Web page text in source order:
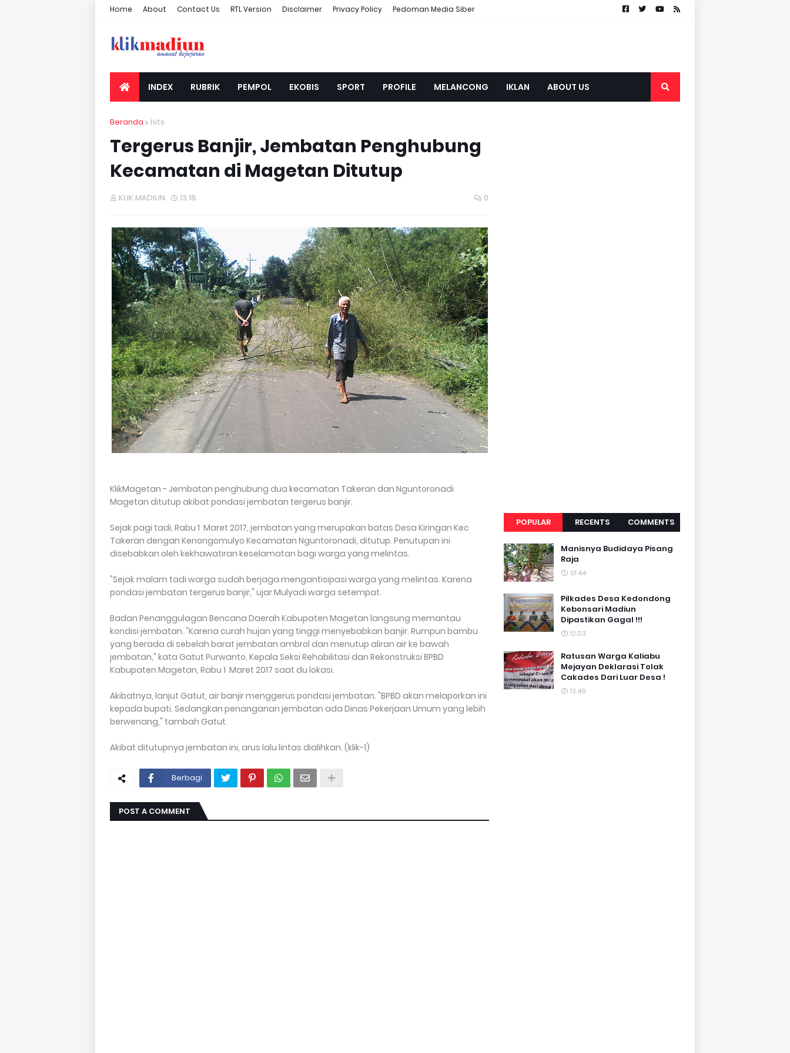
Home About Contact Us RTL Version Disclaimer Privacy Policy Pedoman Media Siber
INDEX RUBRIK PEMPOL EKOBIS SPORT PROFILE MELANCONG IKLAN ABOUT US
Beranda hits
Tergerus Banjir, Jembatan Penghubung
Kecamatan di Magetan Ditutup
KLIK MADIUN 13.18 0
KlikMagetan - Jembatan penghubung dua kecamatan Takeran dan Nguntoronadi
Magetan ditutup akibat pondasi jembatan tergerus banjir.
Sejak pagi tadi, Rabu 1 Maret 2017, jembatan yang merupakan batas Desa Kiringan Kec
Takeran dengan Kenongomulyo Kecamatan Nguntoronadi, ditutup. Penutupan ini
disebabkan oleh kekhawatiran keselamatan bagi warga yang melintas.
"Sejak malam tadi warga sudah berjaga mengantisipasi warga yang melintas. Karena
pondasi jembatan tergerus banjir," ujar Mulyadi warga setempat.
Badan Penanggulagan Bencana Daerah Kabupaten Magetan langsung memantau
kondisi jembatan. "Karena curah hujan yang tinggi menyebabkan banjir. Rumpun bambu
yang berada di sebelah barat jembatan ambrol dan menutup aliran air ke bawah
jembatan," kata Gatut Purwanto, Kepala Seksi Rehabilitasi dan Rekonstruksi BPBD
Kabupaten Magetan, Rabu 1 Maret 2017 saat du lokasi.
Akibatnya, lanjut Gatut, air banjir menggerus pondasi jembatan. "BPBD akan melaporkan ini
kepada bupati. Sedangkan penanganan jembatan ada Dinas Pekerjaan Umum yang lebih
berwenang," tambah Gatut.
Akibat ditutupnya jembatan ini, arus lalu lintas dialihkan. (klik-1)
Berbagi
POST A COMMENT
POPULAR RECENTS COMMENTS
Manisnya Budidaya Pisang
Raja
01.44
Pilkades Desa Kedondong
Kebonsari Madiun
Dipastikan Gagal !!!
12.03
Ratusan Warga Kaliabu
Mejayan Deklarasi Tolak
Cakades Dari Luar Desa !
13.49